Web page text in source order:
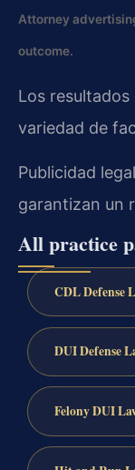
Attorney
outcome.
Los
variedad de
Publicidad
garantizan un
All practice
CDL Defense
DUI Defense
Felony DUI